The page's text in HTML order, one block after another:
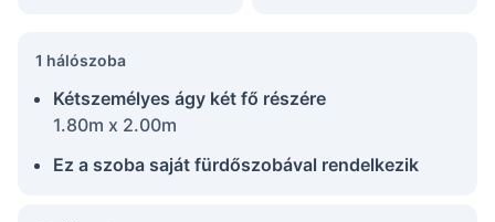
1 hálószoba
Kétszemélyes ágy két fő részére
1.80m x 2.00m
Ez a szoba saját fürdőszobával rendelkezik